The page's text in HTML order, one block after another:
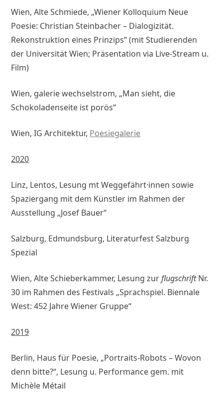
Wien, Alte Schmiede, „Wiener Kolloquium Neue
Poesie: Christian Steinbacher – Dialogizität.
Rekonstruktion eines Prinzips“ (mit Studierenden
der Universität Wien; Präsentation via Live-Stream u.
Film)
Wien, galerie wechselstrom, „Man sieht, die
Schokoladenseite ist porös“
Wien, IG Architektur, Poesiegalerie
2020
Linz, Lentos, Lesung mt Weggefährt·innen sowie
Spaziergang mit dem Künstler im Rahmen der
Ausstellung „Josef Bauer“
Salzburg, Edmundsburg, Literaturfest Salzburg
Spezial
Wien, Alte Schieberkammer, Lesung zurflugschriftNr.
30 im Rahmen des Festivals „Sprachspiel. Biennale
West: 452 Jahre Wiener Gruppe“
2019
Berlin, Haus für Poesie, „Portraits-Robots – Wovon
denn bitte?“, Lesung u. Performance gem. mit
Michèle Métail